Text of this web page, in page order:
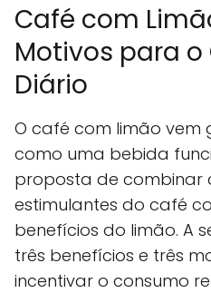
Café com
Motivos para
Diário
O café com limão
como uma bebida
proposta de combinar
estimulantes do café
benefícios do limão. A
três benefícios e três
incentivar o consumo